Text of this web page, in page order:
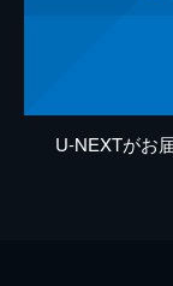
U-NEXTがお